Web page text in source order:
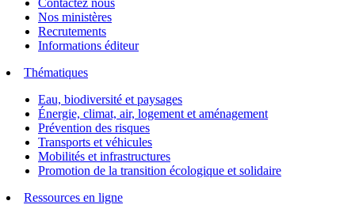
Nos ministères
Recrutements
Informations éditeur
Thématiques
Eau, biodiversité et paysages
Énergie, climat, air, logement et aménagement
Prévention des risques
Transports et véhicules
Mobilités et infrastructures
Promotion de la transition écologique et solidaire
Ressources en ligne